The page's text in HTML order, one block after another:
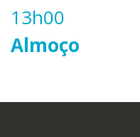
13h00
Almoço